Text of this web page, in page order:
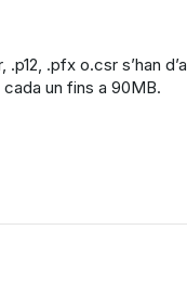
.pfx o.csr s’han
un fins a 90MB.